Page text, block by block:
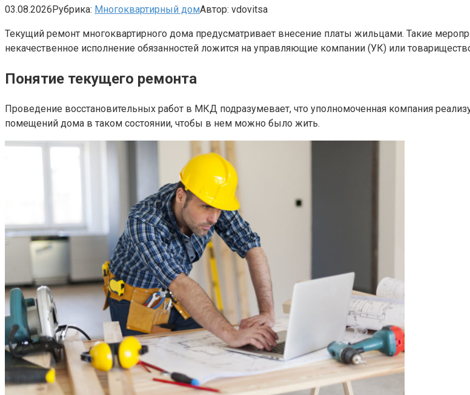
03.08.2026Рубрика: Многоквартирный домАвтор: vdovitsa
Текущий ремонт многоквартирного дома предусматривает внесение платы жильцами. Такие
некачественное исполнение обязанностей ложится на управляющие компании (УК) или
Понятие текущего ремонта
Проведение восстановительных работ в МКД подразумевает, что уполномоченная компания
помещений дома в таком состоянии, чтобы в нем можно было жить.